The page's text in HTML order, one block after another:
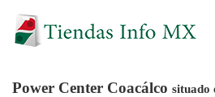
Power Center Coacálco situado